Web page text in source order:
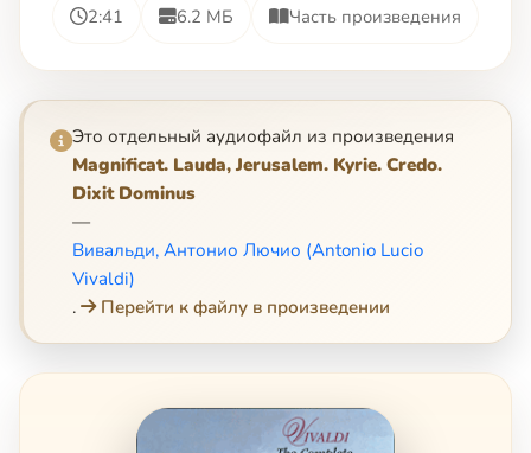
2:41 6.2 МБ Часть произведения
Это отдельный аудиофайл из произведения
Magnificat. Lauda, Jerusalem. Kyrie. Credo.
Dixit Dominus
—
Вивальди, Антонио Лючио (Antonio Lucio
Vivaldi)
.
Перейти к файлу в произведении